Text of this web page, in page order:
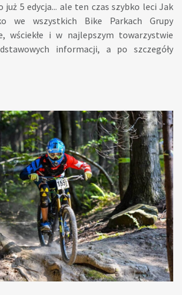
już 5 edycja... ale ten czas szybko leci Jak
we wszystkich Bike Parkach Grupy
wściekłe i w najlepszym towarzystwie
informacji, a po szczegóły
+35. Drodzy Panowie! Nie ma już
w gotówce! Terminy:24-25/05/2025
Park28-29/06/2025 Skolnity
07/2025 Kurza Góra Ski&Bike Park5-
Park W Kasinie oprócz zawodów
na Kasina Fest czyli dual slalom i
parkirowerowe.pl/puchar-zapisy/